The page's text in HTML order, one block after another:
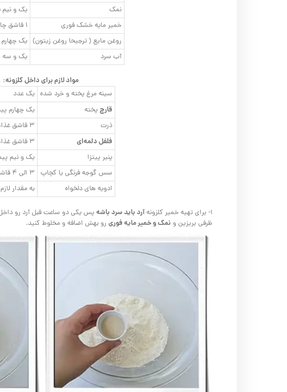
نمک
یک و نیم
خمیر مایه خشک فوری
۱ قاشق چایخوری
روغن مایع ( ترجیحا روغن زیتون) یک چهارم
آب سرد
یک و سه
مواد لازم برای داخل کلزونه:
سینه مرغ پخته و خرد شده یک عدد
قارچپخته
یک چهارم
ذرت
۳ قاشق غذاخوری
فلفل دلمه‌ای
۳ قاشق غذاخوری
پنیر پیتزا
یک و نیم
سس گوجه فرنگی یا کچاپ
۳ الی ۴ قاشق غذاخوری
ادویه های دلخواه
به مقدار لازم
۱- برای تهیه خمیر کلزونه آرد باید سرد باشهپس یکی دو ساعت قبل آرد رو
ظرفی بریزین و نمک و خمیر مایه فوری رو بهش اضافه و مخلوط کنید.